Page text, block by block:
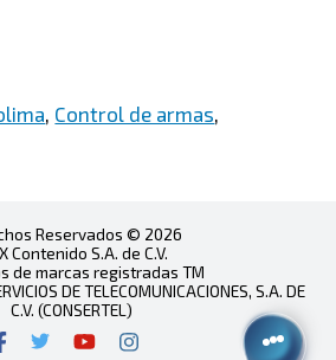
, Control de armas,
Reservados © 2026
Contenido S.A. de C.V.
de marcas registradas TM
DE TELECOMUNICACIONES, S.A. DE
C.V. (CONSERTEL)